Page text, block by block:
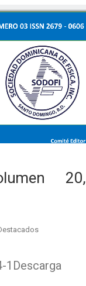
20,
1Descarga